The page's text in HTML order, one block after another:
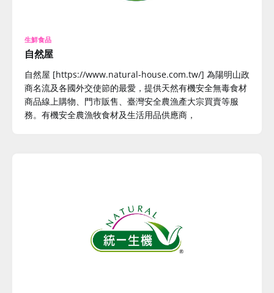
生鮮食品
自然屋
自然屋 [https://www.natural-house.com.tw/] 為陽明山政
商名流及各國外交使節的最愛，提供天然有機安全無毒食材
商品線上購物、門市販售、臺灣安全農漁產大宗買賣等服
務。有機安全農漁牧食材及生活用品供應商，